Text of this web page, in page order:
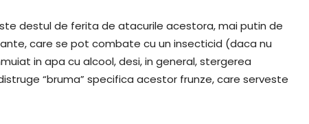
destul de ferita de atacurile acestora, mai putin de
care se pot combate cu un insecticid (daca nu
in apa cu alcool, desi, in general, stergerea
“bruma” specifica acestor frunze, care serveste